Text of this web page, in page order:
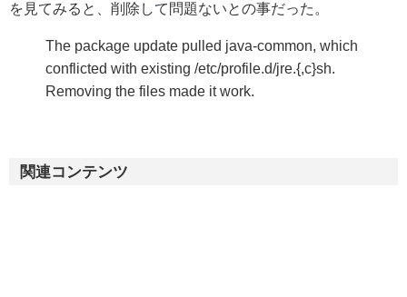
を見てみると、削除して問題ないとの事だった。
The package update pulled java-common, which
conflicted with existing /etc/profile.d/jre.{,c}sh.
Removing the files made it work.
関連コンテンツ